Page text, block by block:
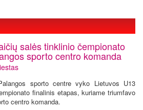
salės tinklinio čempionato
sporto centro komanda
sporto centre vyko Lietuvos U13
finalinis etapas, kuriame triumfavo
centro komanda.